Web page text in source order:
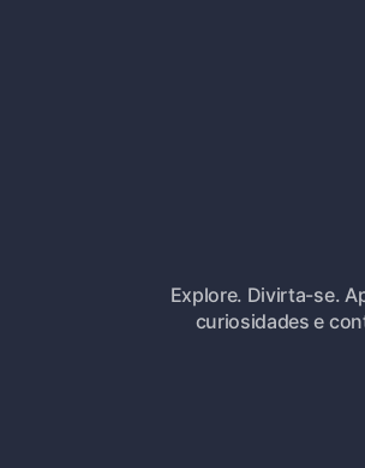
Explore. Divirta-se.
curiosidades e